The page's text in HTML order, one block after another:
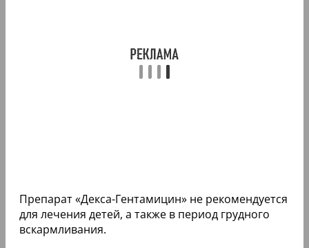
Препарат «Декса-Гентамицин» не рекомендуется
для лечения детей, а также в период грудного
вскармливания.